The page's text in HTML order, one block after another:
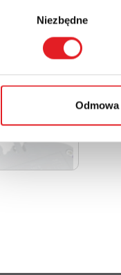
Niezbędne
Odmowa
KSR-